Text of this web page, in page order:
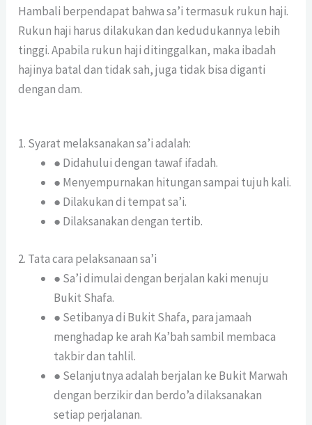
Hambali berpendapat bahwa sa’i termasuk rukun haji.
Rukun haji harus dilakukan dan kedudukannya lebih
tinggi. Apabila rukun haji ditinggalkan, maka ibadah
hajinya batal dan tidak sah, juga tidak bisa diganti
dengan dam.
1. Syarat melaksanakan sa’i adalah:
● Didahului dengan tawaf ifadah.
● Menyempurnakan hitungan sampai tujuh kali.
● Dilakukan di tempat sa’i.
● Dilaksanakan dengan tertib.
2. Tata cara pelaksanaan sa’i
● Sa’i dimulai dengan berjalan kaki menuju
Bukit Shafa.
● Setibanya di Bukit Shafa, para jamaah
menghadap ke arah Ka’bah sambil membaca
takbir dan tahlil.
● Selanjutnya adalah berjalan ke Bukit Marwah
dengan berzikir dan berdo’a dilaksanakan
setiap perjalanan.